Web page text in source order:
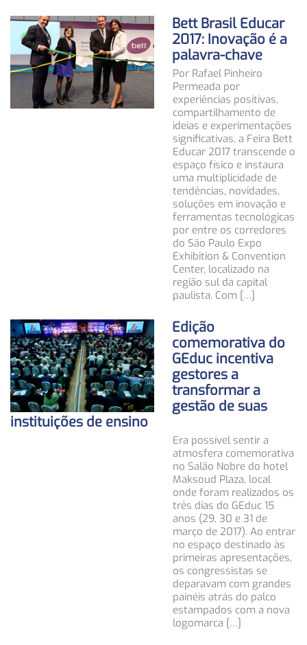
Bett Brasil Educar
2017: Inovação é a
palavra-chave
Por Rafael Pinheiro
Permeada por
experiências positivas,
compartilhamento de
ideias e experimentações
significativas, a Feira Bett
Educar 2017 transcende o
espaço físico e instaura
uma multiplicidade de
tendências, novidades,
soluções em inovação e
ferramentas tecnológicas
por entre os corredores
do São Paulo Expo
Exhibition & Convention
Center, localizado na
região sul da capital
paulista. Com […]
Edição
comemorativa do
GEduc incentiva
gestores a
transformar a
gestão de suas
instituições de ensino
Era possível sentir a
atmosfera comemorativa
no Salão Nobre do hotel
Maksoud Plaza, local
onde foram realizados os
três dias do GEduc 15
anos (29, 30 e 31 de
março de 2017). Ao entrar
no espaço destinado às
primeiras apresentações,
os congressistas se
deparavam com grandes
painéis atrás do palco
estampados com a nova
logomarca […]